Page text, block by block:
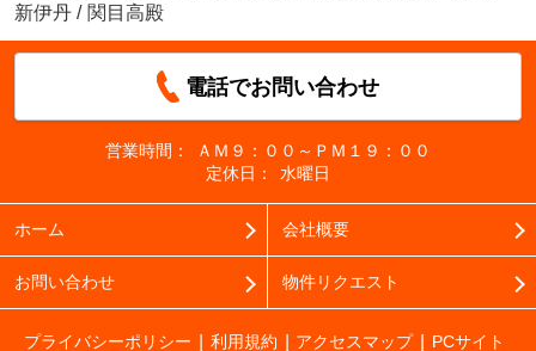
新伊丹 / 関目高殿
電話でお問い合わせ
営業時間：
ＡＭ９：００～ＰＭ１９：００
定休日：
水曜日
ホーム 会社概要
お問い合わせ 物件リクエスト
プライバシーポリシー 利用規約 アクセスマップ
PCサイト